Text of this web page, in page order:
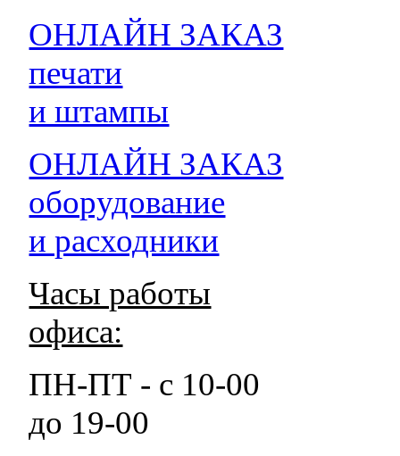
ОНЛАЙН ЗАКАЗ
печати
и штампы
ОНЛАЙН ЗАКАЗ
оборудование
и расходники
Часы работы
офиса:
ПН-ПТ - с 10-00
до 19-00